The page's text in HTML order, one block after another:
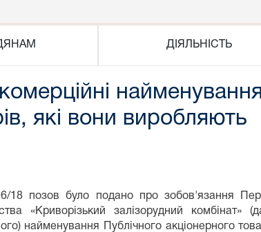
ДІЯЛЬНІСТЬ
які вони виробляють
позов було подано про зобов'язання
«Криворізький залізорудний комбінат»
найменування Публічного акціонерного